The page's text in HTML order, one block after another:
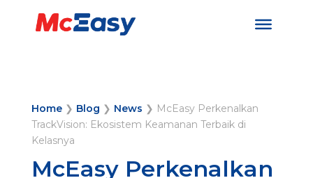
Home❯ Blog ❯ News ❯ McEasy Perkenalkan
TrackVision: Ekosistem Keamanan Terbaik di
Kelasnya
McEasy Perkenalkan